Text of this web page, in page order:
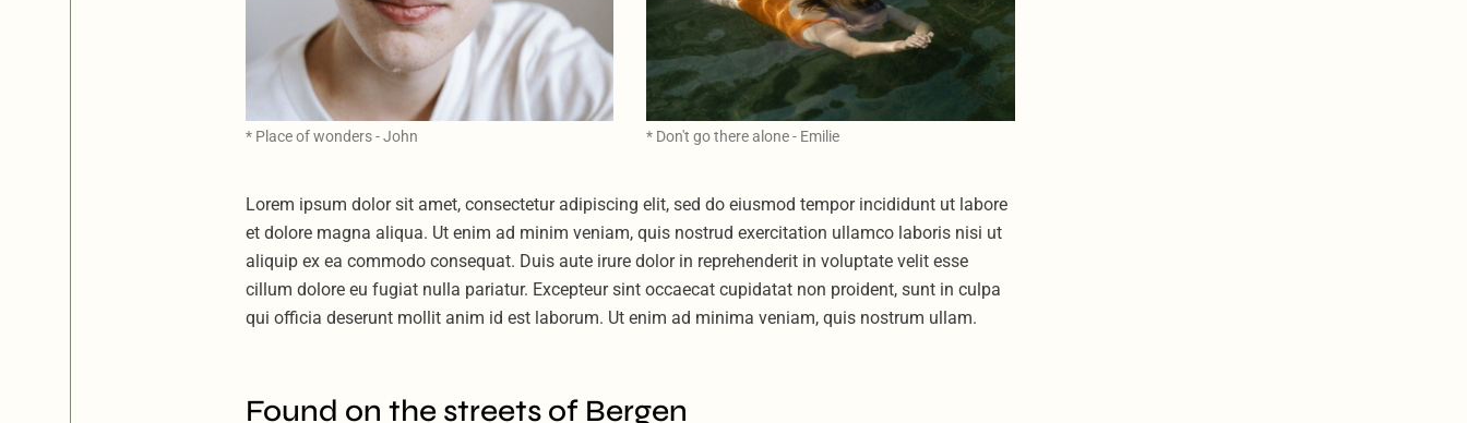
* Place of wonders - John * Don't go there alone - Emilie
Lorem ipsum dolor sit amet, consectetur adipiscing elit, sed do eiusmod tempor incididunt ut labore
et dolore magna aliqua. Ut enim ad minim veniam, quis nostrud exercitation ullamco laboris nisi ut
aliquip ex ea commodo consequat. Duis aute irure dolor in reprehenderit in voluptate velit esse
cillum dolore eu fugiat nulla pariatur. Excepteur sint occaecat cupidatat non proident, sunt in culpa
qui officia deserunt mollit anim id est laborum. Ut enim ad minima veniam, quis nostrum ullam.
Found on the streets of Bergen